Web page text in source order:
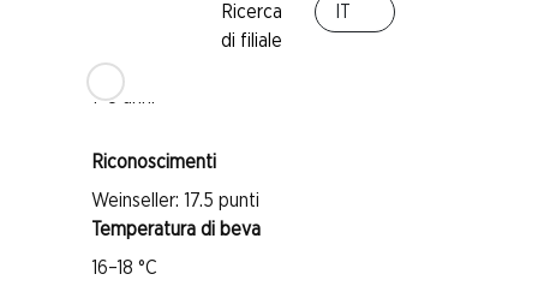
Ricerca
di filiale
Maturità di beva
1–8 anni
Riconoscimenti
Weinseller: 17.5 punti
Temperatura di beva
16–18 °C